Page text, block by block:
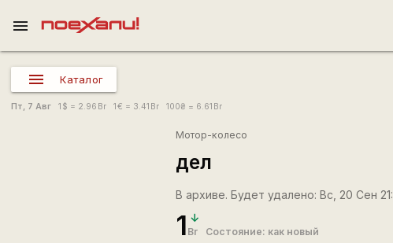
menu
Каталог
Пт, 7 Авг 1 $ = 2.96 Br 1€ = 3.41 Br 100₴ = 6.61 Br
Мотор-колесо
дел
В архиве. Будет удалено: Вс, 20 Сен
1 Br Состояние: как новый